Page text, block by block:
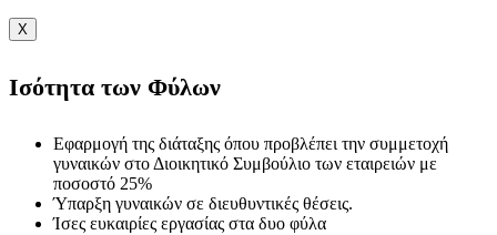
X
Ισότητα των Φύλων
Εφαρμογή της διάταξης όπου προβλέπει την συμμετοχή
γυναικών στο Διοικητικό Συμβούλιο των εταιρειών με
ποσοστό 25%
Ύπαρξη γυναικών σε διευθυντικές θέσεις.
Ίσες ευκαιρίες εργασίας στα δυο φύλα